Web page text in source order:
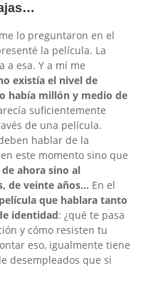
lo preguntaron en el
la película. La
esa. Y a mí me
existía el nivel de
había millón y medio de
suficientemente
de una película.
hablar de la
este momento sino que
ahora sino al
de veinte años… En el
que hablara tanto
identidad: ¿qué te pasa
y cómo resisten tu
eso, igualmente tiene
desempleados que si